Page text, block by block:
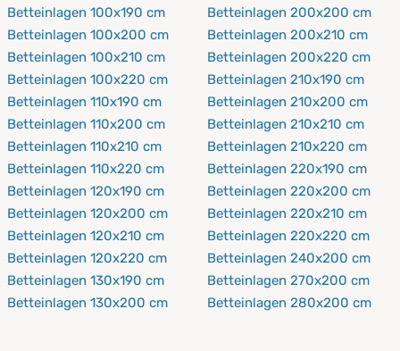
Betteinlagen 100x190 cm
Betteinlagen 100x200 cm
Betteinlagen 100x210 cm
Betteinlagen 100x220 cm
Betteinlagen 110x190 cm
Betteinlagen 110x200 cm
Betteinlagen 110x210 cm
Betteinlagen 110x220 cm
Betteinlagen 120x190 cm
Betteinlagen 120x200 cm
Betteinlagen 120x210 cm
Betteinlagen 120x220 cm
Betteinlagen 130x190 cm
Betteinlagen 130x200 cm
Betteinlagen 200x200 cm
Betteinlagen 200x210 cm
Betteinlagen 200x220 cm
Betteinlagen 210x190 cm
Betteinlagen 210x200 cm
Betteinlagen 210x210 cm
Betteinlagen 210x220 cm
Betteinlagen 220x190 cm
Betteinlagen 220x200 cm
Betteinlagen 220x210 cm
Betteinlagen 220x220 cm
Betteinlagen 240x200 cm
Betteinlagen 270x200 cm
Betteinlagen 280x200 cm